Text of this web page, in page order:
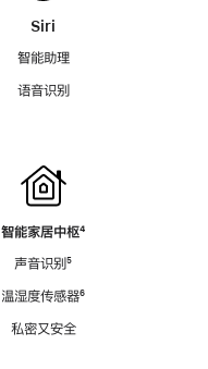
Siri
智能助理
语音识别
智能家居中枢脚
⁴
声音识别脚
⁵
温湿度传感器脚
⁶
私密又安全